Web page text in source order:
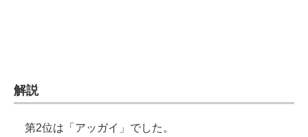
解説
第2位は「アッガイ」でした。